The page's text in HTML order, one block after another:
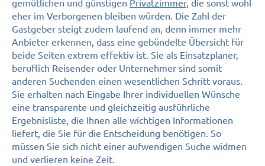
gemütlichen und günstigen Privatzimmer, die sonst wohl
eher im Verborgenen bleiben würden. Die Zahl der
Gastgeber steigt zudem laufend an, denn immer mehr
Anbieter erkennen, dass eine gebündelte Übersicht für
beide Seiten extrem effektiv ist. Sie als Einsatzplaner,
beruflich Reisender oder Unternehmer sind somit
anderen Suchenden einen wesentlichen Schritt voraus.
Sie erhalten nach Eingabe Ihrer individuellen Wünsche
eine transparente und gleichzeitig ausführliche
Ergebnisliste, die Ihnen alle wichtigen Informationen
liefert, die Sie für die Entscheidung benötigen. So
müssen Sie sich nicht einer aufwendigen Suche widmen
und verlieren keine Zeit.